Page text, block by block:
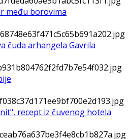
među borovima
čuda arhangela Gavrila
recept iz čuvenog hotela